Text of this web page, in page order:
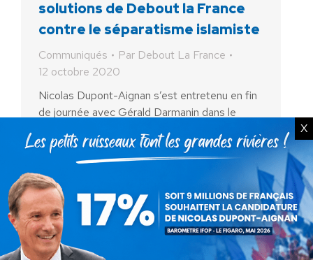
solutions de Debout la France
contre le séparatisme islamiste
Communiqués Par Debout La France
12 octobre 2020
Nicolas Dupont-Aignan s’est entretenu en fin
de journée avec Gérald Darmanin dans le
cadre des consultations que le Ministre mène
avec l’ensemble des forces politiques
représentées au Parlement. Il s’est…
X